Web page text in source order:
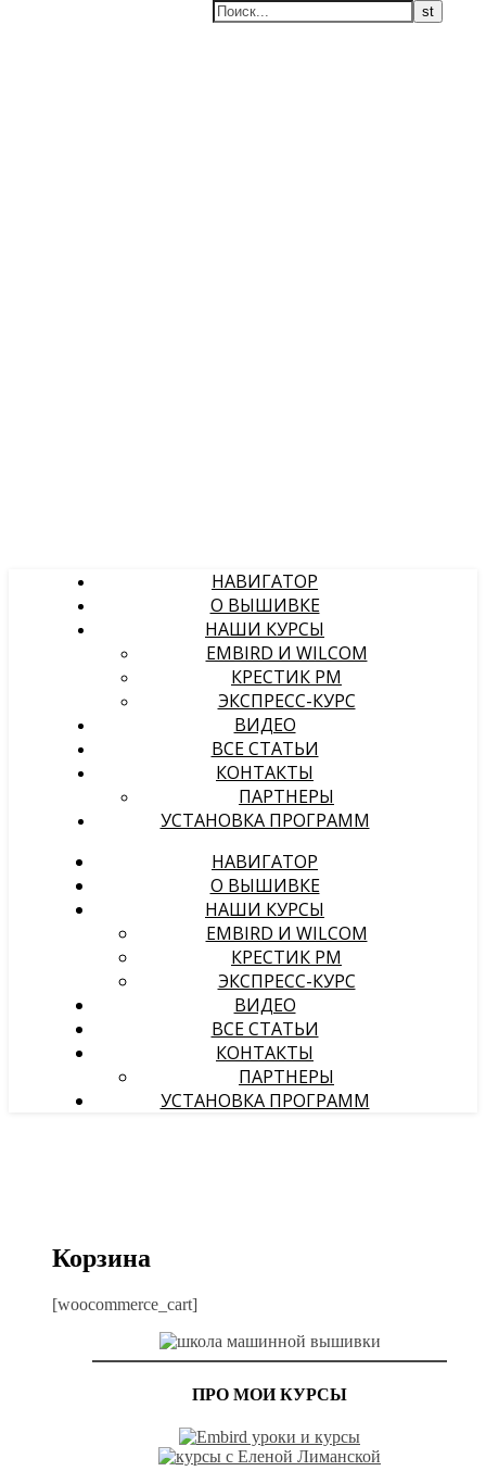
НАВИГАТОР
О ВЫШИВКЕ
НАШИ КУРСЫ
EMBIRD И WILCOM
КРЕСТИК PM
ЭКСПРЕСС-КУРС
ВИДЕО
ВСЕ СТАТЬИ
КОНТАКТЫ
ПАРТНЕРЫ
УСТАНОВКА ПРОГРАММ
НАВИГАТОР
О ВЫШИВКЕ
НАШИ КУРСЫ
EMBIRD И WILCOM
КРЕСТИК PM
ЭКСПРЕСС-КУРС
ВИДЕО
ВСЕ СТАТЬИ
КОНТАКТЫ
ПАРТНЕРЫ
УСТАНОВКА ПРОГРАММ
Корзина
[woocommerce_cart]
ПРО МОИ КУРСЫ